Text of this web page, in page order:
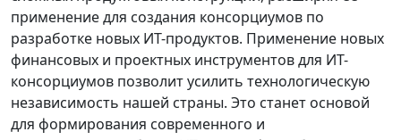
применение для создания консорциумов по
разработке новых ИТ-продуктов. Применение новых
финансовых и проектных инструментов для ИТ-
консорциумов позволит усилить технологическую
независимость нашей страны. Это станет основой
для формирования современного и